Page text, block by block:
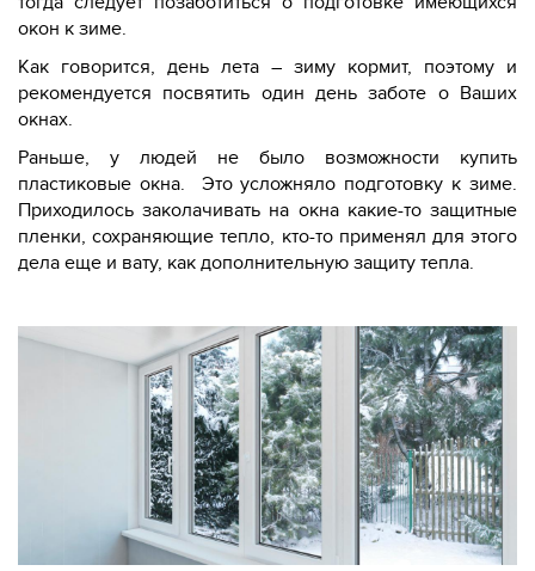
окон к зиме.
Как говорится, день лета – зиму кормит, поэтому и
рекомендуется посвятить один день заботе о Ваших
окнах.
Раньше, у людей не было возможности купить
пластиковые окна. Это усложняло подготовку к зиме.
Приходилось заколачивать на окна какие-то защитные
пленки, сохраняющие тепло, кто-то применял для этого
дела еще и вату, как дополнительную защиту тепла.